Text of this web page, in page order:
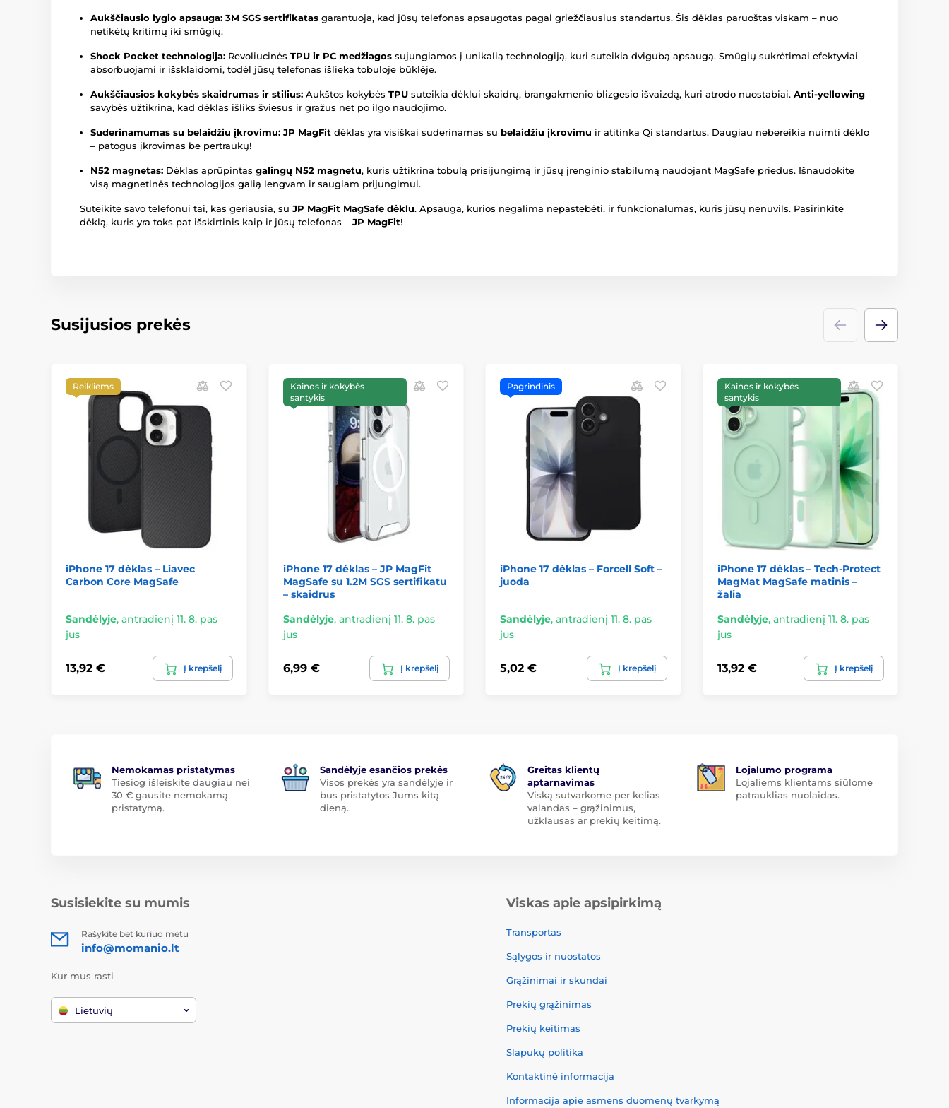
Aukščiausio lygio apsauga: 3M SGS sertifikatas garantuoja, kad jūsų telefonas apsaugotas pagal griežčiausius standartus. Šis dėklas paruoštas viskam – nuo
netikėtų kritimų iki smūgių.
Shock Pocket technologija: Revoliucinės TPU ir PC medžiagos sujungiamos į unikalią technologiją, kuri suteikia dvigubą apsaugą. Smūgių sukrėtimai efektyviai
absorbuojami ir išsklaidomi, todėl jūsų telefonas išlieka tobuloje būklėje.
Aukščiausios kokybės skaidrumas ir stilius: Aukštos kokybės TPU suteikia dėklui skaidrų, brangakmenio blizgesio išvaizdą, kuri atrodo nuostabiai. Anti-yellowing
savybės užtikrina, kad dėklas išliks šviesus ir gražus net po ilgo naudojimo.
Suderinamumas su belaidžiu įkrovimu: JP MagFit dėklas yra visiškai suderinamas su belaidžiu įkrovimu ir atitinka Qi standartus. Daugiau nebereikia nuimti dėklo
– patogus įkrovimas be pertraukų!
N52 magnetas: Dėklas aprūpintas galingų N52 magnetu, kuris užtikrina tobulą prisijungimą ir jūsų įrenginio stabilumą naudojant MagSafe priedus. Išnaudokite
visą magnetinės technologijos galią lengvam ir saugiam prijungimui.
Suteikite savo telefonui tai, kas geriausia, su JP MagFit MagSafe dėklu. Apsauga, kurios negalima nepastebėti, ir funkcionalumas, kuris jūsų nenuvils. Pasirinkite
dėklą, kuris yra toks pat išskirtinis kaip ir jūsų telefonas – JP MagFit!
Susijusios prekės
Reikliems
iPhone 17 dėklas – Liavec
Carbon Core MagSafe
Sandėlyje, antradienį 11. 8. pas
jus
13,92 € Į krepšelį
Kainos ir kokybės
santykis
iPhone 17 dėklas – JP MagFit
MagSafe su 1.2M SGS sertifikatu
– skaidrus
Sandėlyje, antradienį 11. 8. pas
jus
6,99 € Į krepšelį
Pagrindinis
iPhone 17 dėklas – Forcell Soft –
juoda
Sandėlyje, antradienį 11. 8. pas
jus
5,02 € Į krepšelį
Kainos ir kokybės
santykis
iPhone 17 dėklas – Tech-Protect
MagMat MagSafe matinis –
žalia
Sandėlyje, antradienį 11. 8. pas
jus
13,92 € Į krepšelį
Nemokamas pristatymas
Tiesiog išleiskite daugiau nei
30 € gausite nemokamą
pristatymą.
Sandėlyje esančios prekės
Visos prekės yra sandėlyje ir
bus pristatytos Jums kitą
dieną.
Greitas klientų
aptarnavimas
Viską sutvarkome per kelias
valandas – grąžinimus,
užklausas ar prekių keitimą.
Lojalumo programa
Lojaliems klientams siūlome
patrauklias nuolaidas.
Susisiekite su mumis
Rašykite bet kuriuo metu
info@momanio.lt
Kur mus rasti
Lietuvių
Viskas apie apsipirkimą
Transportas
Sąlygos ir nuostatos
Grąžinimai ir skundai
Prekių grąžinimas
Prekių keitimas
Slapukų politika
Kontaktinė informacija
Informacija apie asmens duomenų tvarkymą